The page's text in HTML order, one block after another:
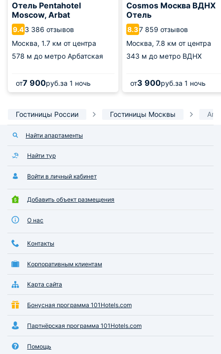
Отель Pentahotel
Moscow, Arbat
9.43 386 отзывов
Москва, 1.7 км от центра
578 м до метро Арбатская
от7 900руб.за 1 ночь
Cosmos Москва ВДНХ
Отель
8.37 859 отзывов
Москва, 7.8 км от центра
343 м до метро ВДНХ
от3 900руб.за 1 ночь
Гостиницы России Гостиницы Москвы
Найти апартаменты
Найти тур
Войти в личный кабинет
Добавить объект размещения
О нас
Контакты
Корпоративным клиентам
Карта сайта
Бонусная программа 101Hotels.com
Партнёрская программа 101Hotels.com
Помощь